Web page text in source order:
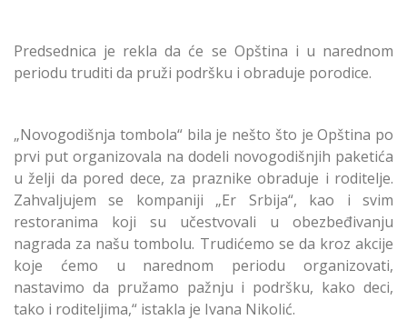
Predsednica je rekla da će se Opština i u narednom
periodu truditi da pruži podršku i obraduje porodice.
„Novogodišnja tombola“ bila je nešto što je Opština po
prvi put organizovala na dodeli novogodišnjih paketića
u želji da pored dece, za praznike obraduje i roditelje.
Zahvaljujem se kompaniji „Er Srbija“, kao i svim
restoranima koji su učestvovali u obezbeđivanju
nagrada za našu tombolu. Trudićemo se da kroz akcije
koje ćemo u narednom periodu organizovati,
nastavimo da pružamo pažnju i podršku, kako deci,
tako i roditeljima,“ istakla je Ivana Nikolić.